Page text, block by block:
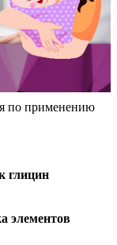
по применению
глицин
элементов